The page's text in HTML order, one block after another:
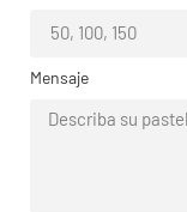
Mensaje